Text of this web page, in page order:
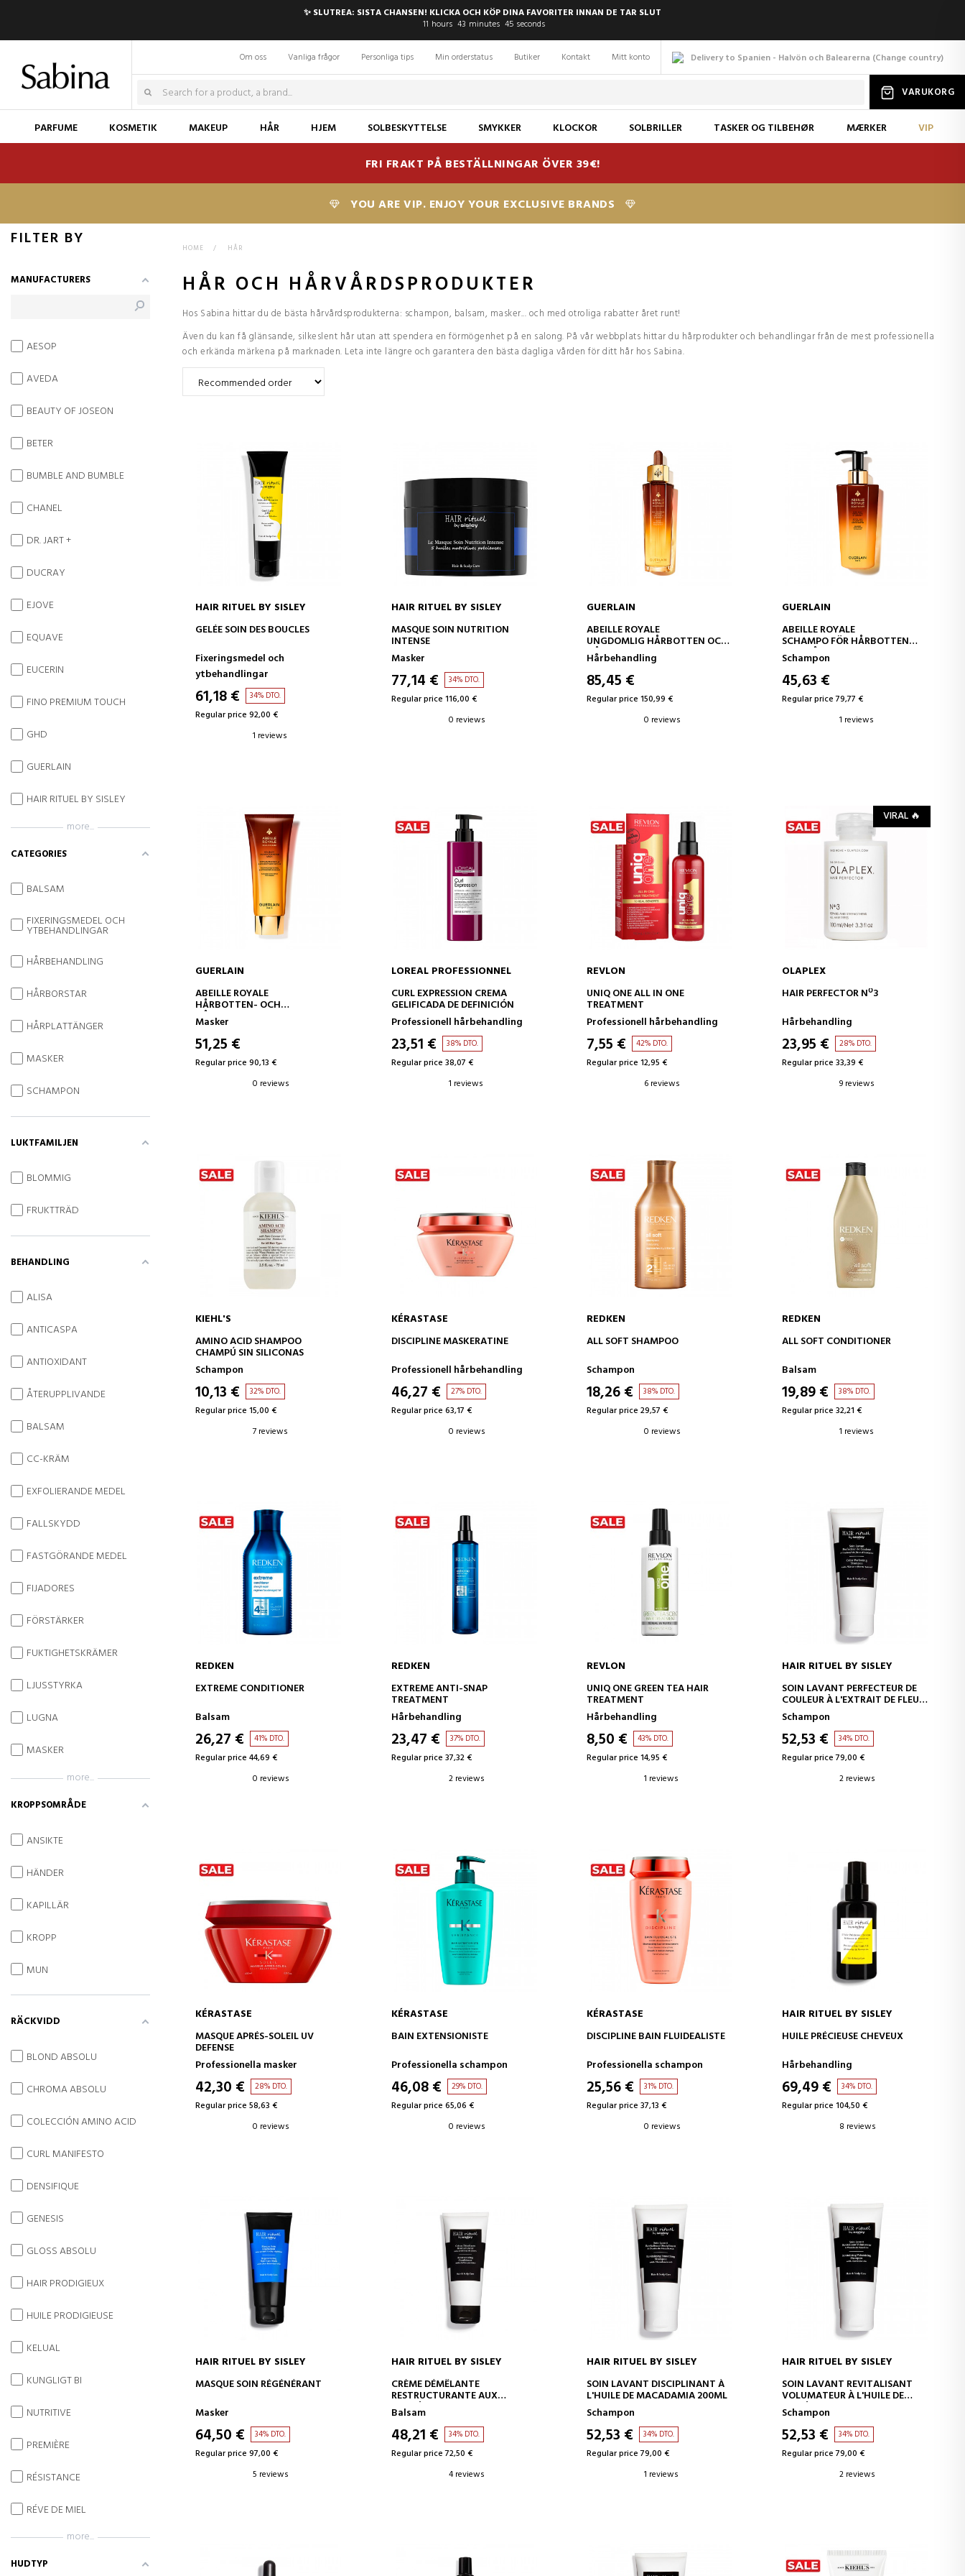
✨ SLUTREA: SISTA CHANSEN! KLICKA OCH KÖP DINA FAVORITER INNAN DE TAR SLUT
11 hours 43 minutes 44 seconds
Delivery to Spanien - Halvön och Balearerna (Change country)
Om oss Vanliga frågor Personliga tips Min orderstatus Butiker Kontakt Mitt konto
VARUKORG
PARFUME KOSMETIK MAKEUP HÅR HJEM SOLBESKYTTELSE SMYKKER KLOCKOR SOLBRILLER TASKER OG TILBEHØR MÆRKER VIP
FRI FRAKT PÅ BESTÄLLNINGAR ÖVER 39€!
YOU ARE VIP. ENJOY YOUR EXCLUSIVE BRANDS
HOME > HÅR
HÅR OCH HÅRVÅRDSPRODUKTER
Hos Sabina hittar du de bästa hårvårdsprodukterna: schampon, balsam, masker... och med otroliga rabatter året runt!
Även du kan få glänsande, silkeslent hår utan att spendera en förmögenhet på en salong. På vår webbplats hittar du hårprodukter och behandlingar från de mest professionella
och erkända märkena på marknaden. Leta inte längre och garantera den bästa dagliga vården för ditt hår hos Sabina.
ADD TO CART
HAIR RITUEL BY SISLEY
GELÉE SOIN DES BOUCLES
Fixeringsmedel och
ytbehandlingar
61,18 € 34% DTO.
Regular price 92,00 €
1 reviews
ADD TO CART
HAIR RITUEL BY SISLEY
MASQUE SOIN NUTRITION
INTENSE
Masker
77,14 € 34% DTO.
Regular price 116,00 €
0 reviews
ADD TO CART
GUERLAIN
ABEILLE ROYALE
UNGDOMLIG HÅRBOTTEN OCH
HÅROLJA-I-SERUM
Hårbehandling
85,45 €
Regular price 150,99 €
0 reviews
ADD TO CART
GUERLAIN
ABEILLE ROYALE
SCHAMPO FÖR HÅRBOTTEN
OCH HÅR
Schampon
45,63 €
Regular price 79,77 €
1 reviews
ADD TO CART
GUERLAIN
ABEILLE ROYALE
HÅRBOTTEN- OCH
HÅRINPACKNING
Masker
51,25 €
Regular price 90,13 €
0 reviews
ADD TO CART
LOREAL PROFESSIONNEL
CURL EXPRESSION CREMA
GELIFICADA DE DEFINICIÓN
Professionell hårbehandling
23,51 € 38% DTO.
Regular price 38,07 €
1 reviews
ADD TO CART
REVLON
UNIQ ONE ALL IN ONE
TREATMENT
Professionell hårbehandling
7,55 € 42% DTO.
Regular price 12,95 €
6 reviews
VIRAL 🔥
ADD TO CART
OLAPLEX
HAIR PERFECTOR Nº3
Hårbehandling
23,95 € 28% DTO.
Regular price 33,39 €
9 reviews
ADD TO CART
KIEHL'S
AMINO ACID SHAMPOO
CHAMPÚ SIN SILICONAS
Schampon
10,13 € 32% DTO.
Regular price 15,00 €
7 reviews
ADD TO CART
KÉRASTASE
DISCIPLINE MASKERATINE
Professionell hårbehandling
46,27 € 27% DTO.
Regular price 63,17 €
0 reviews
ADD TO CART
REDKEN
ALL SOFT SHAMPOO
Schampon
18,26 € 38% DTO.
Regular price 29,57 €
0 reviews
ADD TO CART
REDKEN
ALL SOFT CONDITIONER
Balsam
19,89 € 38% DTO.
Regular price 32,21 €
1 reviews
ADD TO CART
REDKEN
EXTREME CONDITIONER
Balsam
26,27 € 41% DTO.
Regular price 44,69 €
0 reviews
ADD TO CART
REDKEN
EXTREME ANTI-SNAP
TREATMENT
Hårbehandling
23,47 € 37% DTO.
Regular price 37,32 €
2 reviews
ADD TO CART
REVLON
UNIQ ONE GREEN TEA HAIR
TREATMENT
Hårbehandling
8,50 € 43% DTO.
Regular price 14,95 €
1 reviews
ADD TO CART
HAIR RITUEL BY SISLEY
SOIN LAVANT PERFECTEUR DE
COULEUR À L'EXTRAIT DE FLEUR
D'HIBISCUS
Schampon
52,53 € 34% DTO.
Regular price 79,00 €
2 reviews
ADD TO CART
KÉRASTASE
MASQUE APRÉS-SOLEIL UV
DEFENSE
Professionella masker
42,30 € 28% DTO.
Regular price 58,63 €
0 reviews
ADD TO CART
KÉRASTASE
BAIN EXTENSIONISTE
Professionella schampon
46,08 € 29% DTO.
Regular price 65,06 €
0 reviews
ADD TO CART
KÉRASTASE
DISCIPLINE BAIN FLUIDEALISTE
Professionella schampon
25,56 € 31% DTO.
Regular price 37,13 €
0 reviews
ADD TO CART
HAIR RITUEL BY SISLEY
HUILE PRÉCIEUSE CHEVEUX
Hårbehandling
69,49 € 34% DTO.
Regular price 104,50 €
8 reviews
ADD TO CART
HAIR RITUEL BY SISLEY
MASQUE SOIN RÉGÉNÉRANT
Masker
64,50 € 34% DTO.
Regular price 97,00 €
5 reviews
ADD TO CART
HAIR RITUEL BY SISLEY
CRÈME DÉMÊLANTE
RESTRUCTURANTE AUX
PROTÉINES DE COTON
Balsam
48,21 € 34% DTO.
Regular price 72,50 €
4 reviews
ADD TO CART
HAIR RITUEL BY SISLEY
SOIN LAVANT DISCIPLINANT À
L'HUILE DE MACADAMIA 200ML
Schampon
52,53 € 34% DTO.
Regular price 79,00 €
1 reviews
ADD TO CART
HAIR RITUEL BY SISLEY
SOIN LAVANT REVITALISANT
VOLUMATEUR À L'HUILE DE
CAMÉLIA
Schampon
52,53 € 34% DTO.
Regular price 79,00 €
2 reviews
FILTER BY
MANUFACTURERS
AESOP
AVEDA
BEAUTY OF JOSEON
BETER
BUMBLE AND BUMBLE
CHANEL
DR. JART +
DUCRAY
EJOVE
EQUAVE
EUCERIN
FINO PREMIUM TOUCH
GHD
GUERLAIN
HAIR RITUEL BY SISLEY
more...
CATEGORIES
BALSAM
FIXERINGSMEDEL OCH
YTBEHANDLINGAR
HÅRBEHANDLING
HÅRBORSTAR
HÅRPLATTÄNGER
MASKER
SCHAMPON
LUKTFAMILJEN
BLOMMIG
FRUKTTRÄD
BEHANDLING
ALISA
ANTICASPA
ANTIOXIDANT
ÅTERUPPLIVANDE
BALSAM
CC-KRÄM
EXFOLIERANDE MEDEL
FALLSKYDD
FASTGÖRANDE MEDEL
FIJADORES
FÖRSTÄRKER
FUKTIGHETSKRÄMER
LJUSSTYRKA
LUGNA
MASKER
more...
KROPPSOMRÅDE
ANSIKTE
HÄNDER
KAPILLÄR
KROPP
MUN
RÄCKVIDD
BLOND ABSOLU
CHROMA ABSOLU
COLECCIÓN AMINO ACID
CURL MANIFESTO
DENSIFIQUE
GENESIS
GLOSS ABSOLU
HAIR PRODIGIEUX
HUILE PRODIGIEUSE
KELUAL
KUNGLIGT BI
NUTRITIVE
PREMIÈRE
RÉSISTANCE
RÉVE DE MIEL
more...
HUDTYP